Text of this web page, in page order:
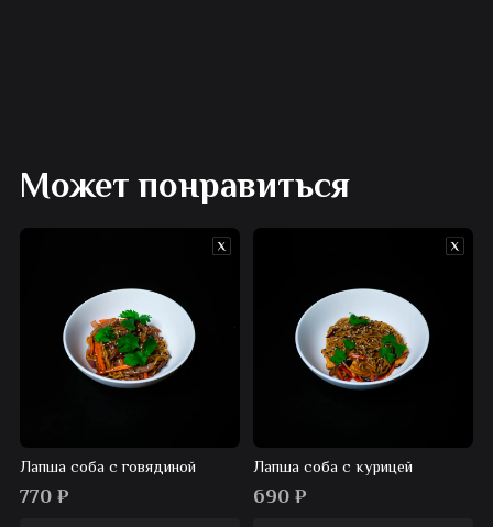
Может понравиться
Лапша соба с говядиной
770 ₽
Лапша соба с курицей
690₽